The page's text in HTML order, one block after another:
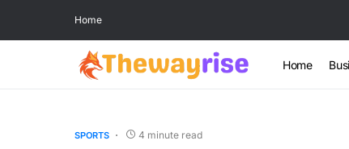
Home
Home
SPORTS 4 minute read